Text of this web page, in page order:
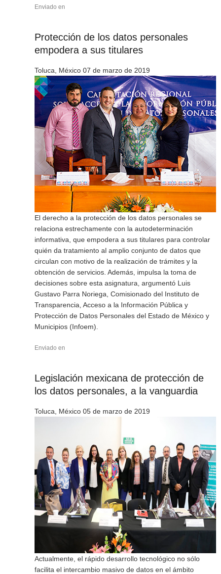
Enviado en
Protección de los datos personales
empodera a sus titulares
Toluca, México 07 de marzo de 2019
El derecho a la protección de los datos personales se
relaciona estrechamente con la autodeterminación
informativa, que empodera a sus titulares para controlar
quién da tratamiento al amplio conjunto de datos que
circulan con motivo de la realización de trámites y la
obtención de servicios. Además, impulsa la toma de
decisiones sobre esta asignatura, argumentó Luis
Gustavo Parra Noriega, Comisionado del Instituto de
Transparencia, Acceso a la Información Pública y
Protección de Datos Personales del Estado de México y
Municipios (Infoem).
Enviado en
Legislación mexicana de protección de
los datos personales, a la vanguardia
Toluca, México 05 de marzo de 2019
Actualmente, el rápido desarrollo tecnológico no sólo
facilita el intercambio masivo de datos en el ámbito